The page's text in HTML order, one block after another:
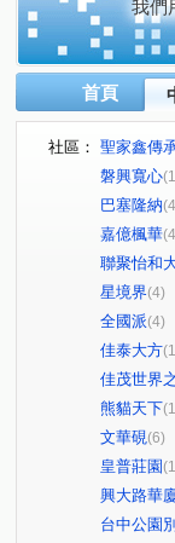
我們
首頁
社區： 聖家鑫傳
磐興寬心
巴塞隆納
嘉億楓華
聯聚怡和
星境界(4)
全國派(4)
佳泰大方
佳茂世界
熊貓天下
文華硯(6)
皇普莊園
興大路華
台中公園